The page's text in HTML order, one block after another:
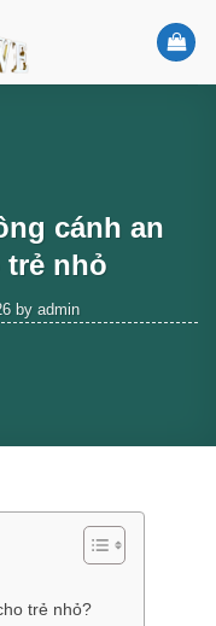
cánh an
trẻ nhỏ
by admin
trẻ nhỏ?